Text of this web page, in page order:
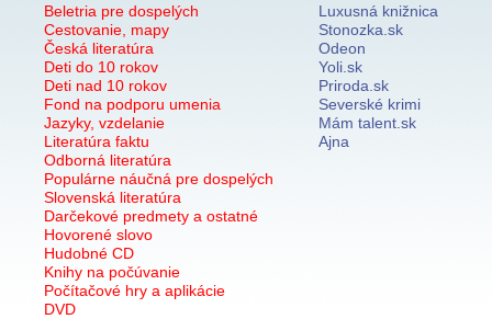
Beletria pre dospelých
Cestovanie, mapy
Česká literatúra
Deti do 10 rokov
Deti nad 10 rokov
Fond na podporu umenia
Jazyky, vzdelanie
Literatúra faktu
Odborná literatúra
Populárne náučná pre dospelých
Slovenská literatúra
Darčekové predmety a ostatné
Hovorené slovo
Hudobné CD
Knihy na počúvanie
Počítačové hry a aplikácie
DVD
Luxusná knižnica
Stonozka.sk
Odeon
Yoli.sk
Priroda.sk
Severské krimi
Mám talent.sk
Ajna